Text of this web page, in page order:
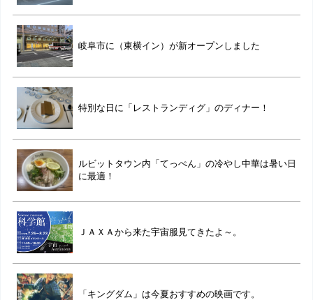
岐阜市に（東横イン）が新オープンしました
特別な日に「レストランディグ」のディナー！
ルビットタウン内「てっぺん」の冷やし中華は暑い日
に最適！
ＪＡＸＡから来た宇宙服見てきたよ～。
「キングダム」は今夏おすすめの映画です。